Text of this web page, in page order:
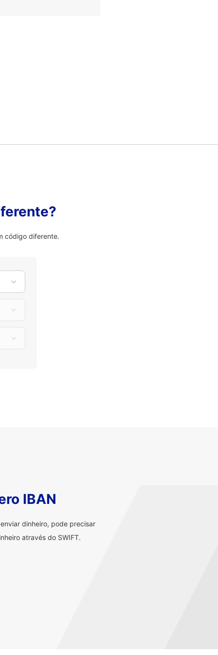
código diferente.
IBAN
dinheiro, pode precisar
através do SWIFT.